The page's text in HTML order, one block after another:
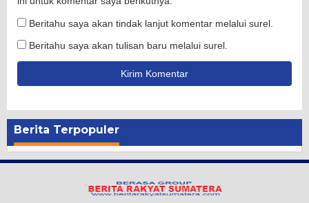
Beritahu saya akan tindak lanjut komentar melalui surel.
Beritahu saya akan tulisan baru melalui surel.
Berita Terpopuler